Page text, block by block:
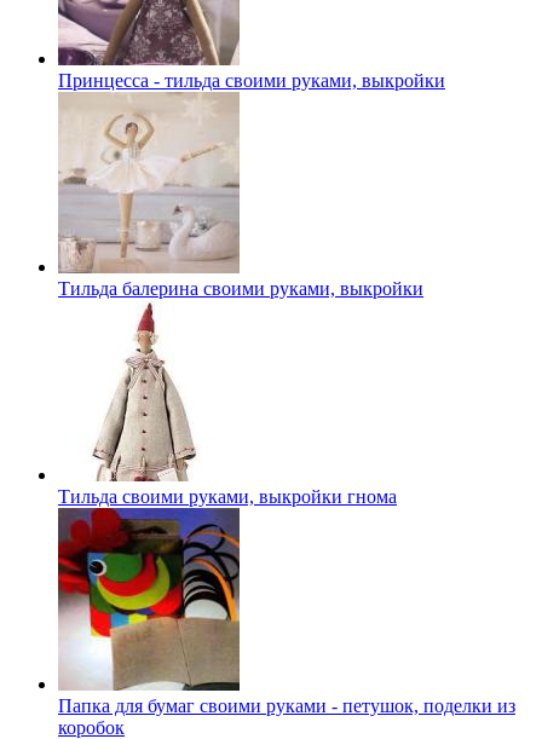
Принцесса - тильда своими руками, выкройки
Тильда балерина своими руками, выкройки
Тильда своими руками, выкройки гнома
Папка для бумаг своими руками - петушок, поделки из
коробок